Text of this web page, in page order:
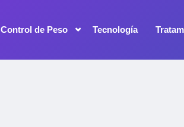
Control de Peso Tecnología